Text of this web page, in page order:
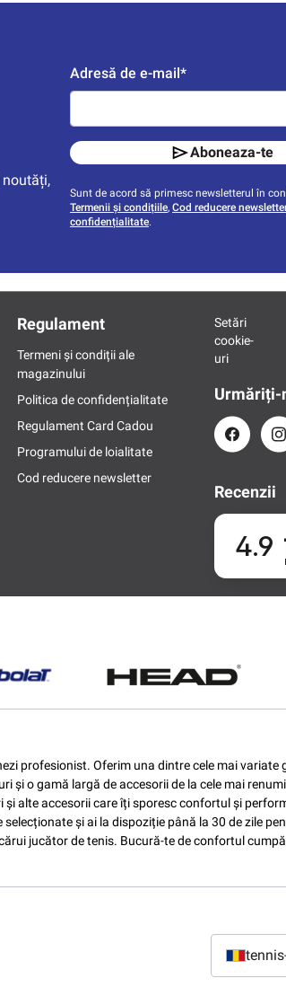
Adresă de e-mail*
Aboneaza-te
Sunt de acord să primesc newsletterul în
Termenii și condițiile, Cod reducere
confidențialitate.
Regulament
Termeni și condiții ale
magazinului
Politica de confidențialitate
Regulament Card Cadou
Programului de loialitate
Cod reducere newsletter
Setări
cookie-
uri
Urmăriți-
Recenzii
4.9
profesionist. Oferim una dintre cele mai variate
și o gamă largă de accesorii de la cele mai
alte accesorii care îți sporesc confortul și
și ai la dispoziție până la 30 de zile
jucător de tenis. Bucură-te de confortul